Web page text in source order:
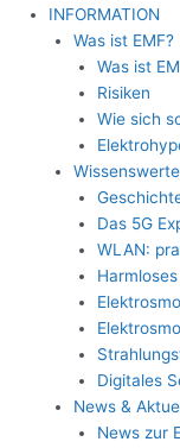
INFORMATION
Was ist EMF?
Was ist
Risiken
Wie sich
Das 5G
WLAN:
Digitales
News &
News zur